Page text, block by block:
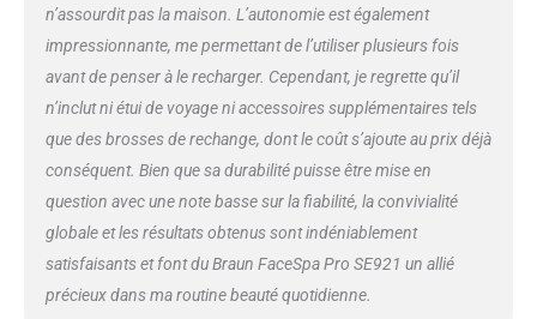
n’assourdit pas la maison. L’autonomie est également
impressionnante, me permettant de l’utiliser plusieurs fois
avant de penser à le recharger. Cependant, je regrette qu’il
n’inclut ni étui de voyage ni accessoires supplémentaires tels
que des brosses de rechange, dont le coût s’ajoute au prix déjà
conséquent. Bien que sa durabilité puisse être mise en
question avec une note basse sur la fiabilité, la convivialité
globale et les résultats obtenus sont indéniablement
satisfaisants et font du Braun FaceSpa Pro SE921 un allié
précieux dans ma routine beauté quotidienne.